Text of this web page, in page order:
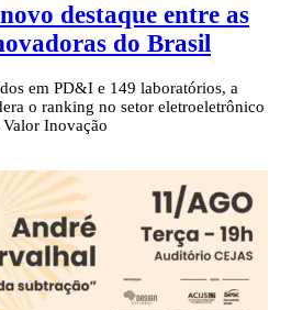
destaque entre as
do Brasil
em PD&I e 149 laboratórios, a
o ranking no setor eletroeletrônico
Valor Inovação